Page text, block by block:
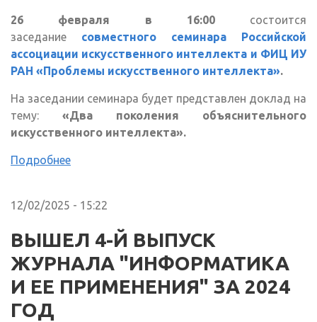
26 февраля в 16:00состоится
заседание совместного семинара Российской
ассоциации искусственного интеллекта и ФИЦ ИУ
РАН «Проблемы искусственного интеллекта».
На заседании семинара будет представлен доклад на
тему: «Два поколения объяснительного
искусственного интеллекта».
Подробнее
12/02/2025 - 15:22
ВЫШЕЛ 4-Й ВЫПУСК
ЖУРНАЛА "ИНФОРМАТИКА
И ЕЕ ПРИМЕНЕНИЯ" ЗА 2024
ГОД